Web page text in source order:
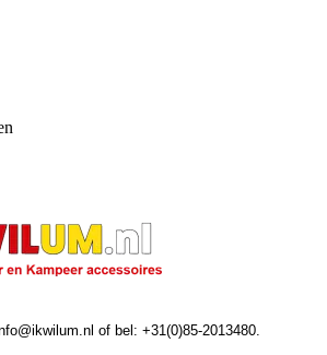
of bel: +31(0)85-2013480.